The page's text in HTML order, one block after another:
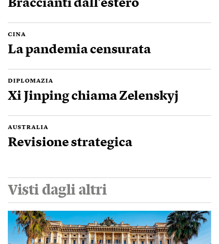
Braccianti dall’estero
CINA
La pandemia censurata
DIPLOMAZIA
Xi Jinping chiama Zelenskyj
AUSTRALIA
Revisione strategica
Visti dagli altri